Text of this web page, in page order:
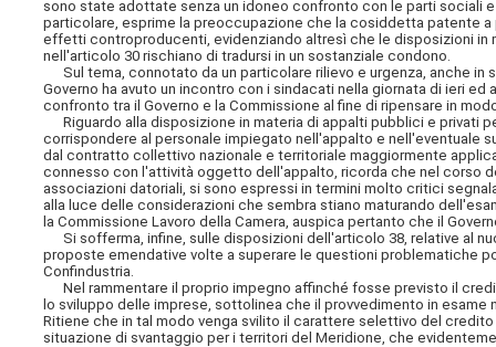
sono state adottate senza un idoneo confronto con le parti sociali
particolare, esprime la preoccupazione che la cosiddetta patente
effetti controproducenti, evidenziando altresì che le disposizioni
nell'articolo 30 rischiano di tradursi in un sostanziale condono.
Sul tema, connotato da un particolare rilievo e urgenza, anche in
Governo ha avuto un incontro con i sindacati nella giornata di ieri
confronto tra il Governo e la Commissione al fine di ripensare in
Riguardo alla disposizione in materia di appalti pubblici e privati
corrispondere al personale impiegato nell'appalto e nell'eventuale
dal contratto collettivo nazionale e territoriale maggiormente
connesso con l'attività oggetto dell'appalto, ricorda che nel corso
associazioni datoriali, si sono espressi in termini molto critici
alla luce delle considerazioni che sembra stiano maturando
la Commissione Lavoro della Camera, auspica pertanto che il
Si sofferma, infine, sulle disposizioni dell'articolo 38, relative al
proposte emendative volte a superare le questioni problematiche
Confindustria.
Nel rammentare il proprio impegno affinché fosse previsto il
lo sviluppo delle imprese, sottolinea che il provvedimento in
Ritiene che in tal modo venga svilito il carattere selettivo del
situazione di svantaggio per i territori del Meridione, che